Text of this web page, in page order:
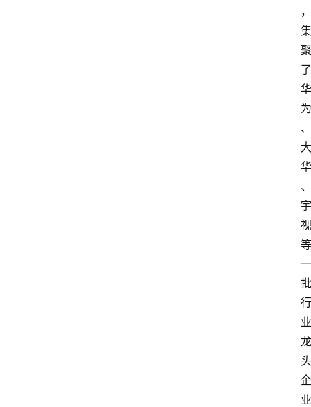
，
集
聚
了
华
为
、
大
华
、
宇
视
等
一
批
行
业
龙
头
企
业